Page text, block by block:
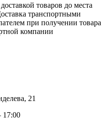
товаров до места
транспортными
при получении товара
компании
21
17:00